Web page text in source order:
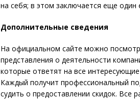
на себя; в этом заключается еще один
Дополнительные сведения
На официальном сайте можно
представления о деятельности
которые ответят на все
Каждый получит профессиональный
судить о предоставлении скидок. Все